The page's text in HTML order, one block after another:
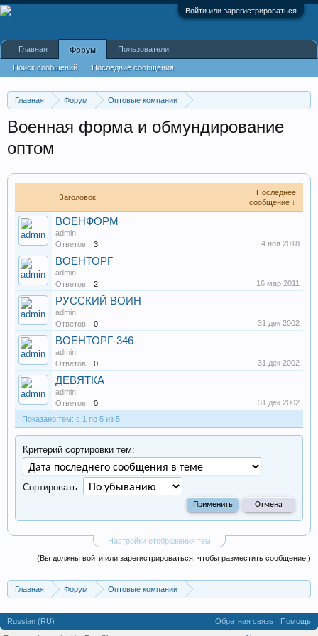
Войти или зарегистрироваться
Главная Форум
Оптовые компании
Военная форма и обмундирование
оптом
Заголовок
Последнее
сообщение ↓
ВОЕНФОРМ
admin
Ответов:
3 4 ноя 2018
ВОЕНТОРГ
admin
Ответов:
2 16 мар 2011
РУССКИЙ ВОИН
admin
Ответов:
0 31 дек 2002
ВОЕНТОРГ-346
admin
Ответов:
0 31 дек 2002
ДЕВЯТКА
admin
Ответов:
0
31 дек 2002
Показано тем: с 1 по 5 из 5.
Настройки отображения тем
Критерий сортировки тем:
Сортировать:
(Вы должны войти или зарегистрироваться, чтобы разместить сообщение.)
Главная Форум
Оптовые компании
Главная Форум
Поиск сообщений Последние сообщения
Пользователи
Russian (RU) Обратная связь
Помощь